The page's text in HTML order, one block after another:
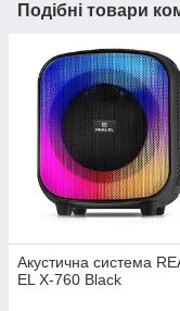
Подібні товари
Акустична система
EL X-760 Black